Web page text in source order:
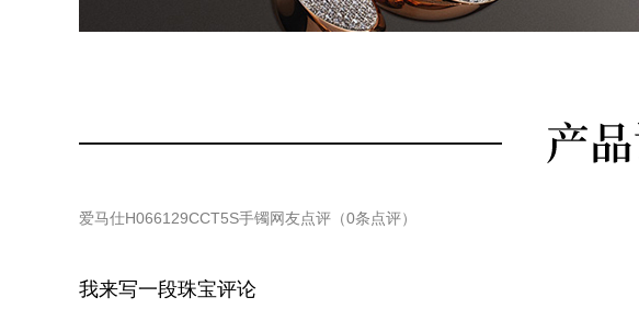
爱马仕H066129CCT5S手镯网友点评（0条点评）
我来写一段珠宝评论